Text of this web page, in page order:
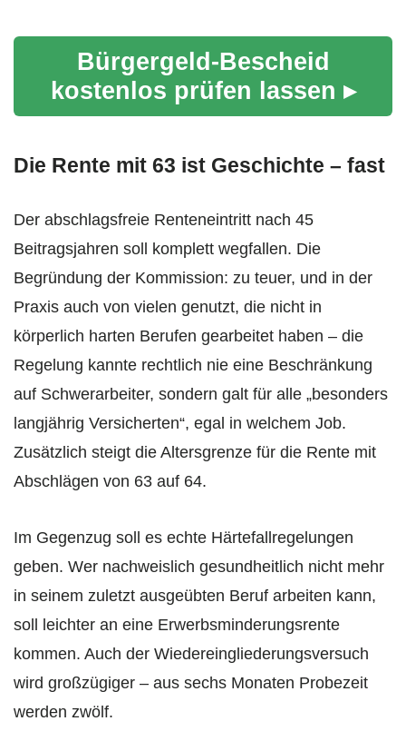
Bürgergeld-Bescheid
kostenlos prüfen lassen ▸
Die Rente mit 63 ist Geschichte – fast
Der abschlagsfreie Renteneintritt nach 45
Beitragsjahren soll komplett wegfallen. Die
Begründung der Kommission: zu teuer, und in der
Praxis auch von vielen genutzt, die nicht in
körperlich harten Berufen gearbeitet haben – die
Regelung kannte rechtlich nie eine Beschränkung
auf Schwerarbeiter, sondern galt für alle „besonders
langjährig Versicherten“, egal in welchem Job.
Zusätzlich steigt die Altersgrenze für die Rente mit
Abschlägen von 63 auf 64.
Im Gegenzug soll es echte Härtefallregelungen
geben. Wer nachweislich gesundheitlich nicht mehr
in seinem zuletzt ausgeübten Beruf arbeiten kann,
soll leichter an eine Erwerbsminderungsrente
kommen. Auch der Wiedereingliederungsversuch
wird großzügiger – aus sechs Monaten Probezeit
werden zwölf.